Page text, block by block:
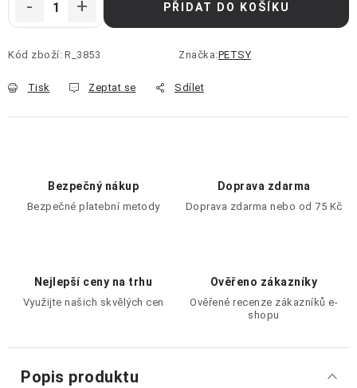
PŘIDAT DO KOŠÍKU
Kód zboží: R_3853 Značka:PETSY
Tisk Zeptat se Sdílet
Bezpečný nákup
Bezpečné platební metody
Doprava zdarma
Doprava zdarma nebo od 75 Kč
Nejlepší ceny na trhu
Využijte našich skvělých cen
Ověřeno zákazníky
Ověřené recenze zákazníků e-
shopu
Popis produktu